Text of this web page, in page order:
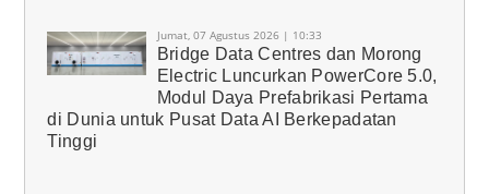
Jumat, 07 Agustus 2026 | 10:33
Bridge Data Centres dan Morong
Electric Luncurkan PowerCore 5.0,
Modul Daya Prefabrikasi Pertama
di Dunia untuk Pusat Data AI Berkepadatan
Tinggi